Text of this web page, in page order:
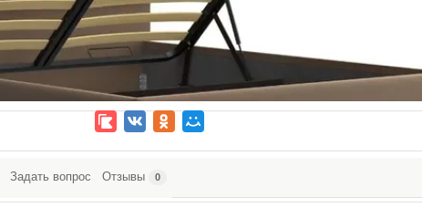
Задать вопрос Отзывы 0